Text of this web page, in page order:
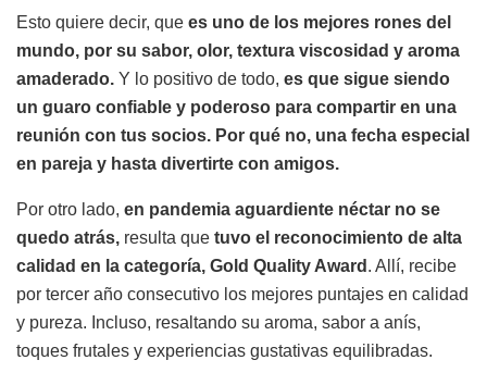
Esto quiere decir, que es uno de los mejores rones del
mundo, por su sabor, olor, textura viscosidad y aroma
amaderado. Y lo positivo de todo, es que sigue siendo
un guaro confiable y poderoso para compartir en una
reunión con tus socios. Por qué no, una fecha especial
en pareja y hasta divertirte con amigos.
Por otro lado, en pandemia aguardiente néctar no se
quedo atrás, resulta que tuvo el reconocimiento de alta
calidad en la categoría, Gold Quality Award . Allí, recibe
por tercer año consecutivo los mejores puntajes en calidad
y pureza. Incluso, resaltando su aroma, sabor a anís,
toques frutales y experiencias gustativas equilibradas.